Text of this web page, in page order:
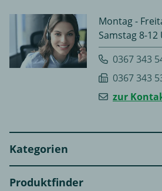
Montag -
Samstag 8-12
0367 343
0367 343
zur
Kategorien
Produktfinder